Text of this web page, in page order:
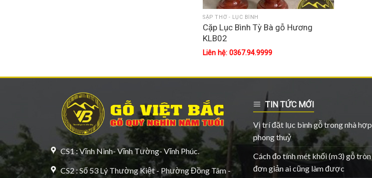
SẬP THỜ - LỤC BÌNH
Cặp Lục Bình Tỳ Bà gỗ Hương
KLB02
Liên hệ: 0367.94.9999
CS1 : Vĩnh Ninh- Vĩnh Tường- Vĩnh Phúc.
CS2 : Số 53 Lý Thường Kiệt - Phường Đồng Tâm -
TIN TỨC MỚI
Vị trí đặt lục bình gỗ trong nhà hợp
phong thuỷ
Cách đo tính mét khối (m3) gỗ tròn
đơn giản ai cũng làm được